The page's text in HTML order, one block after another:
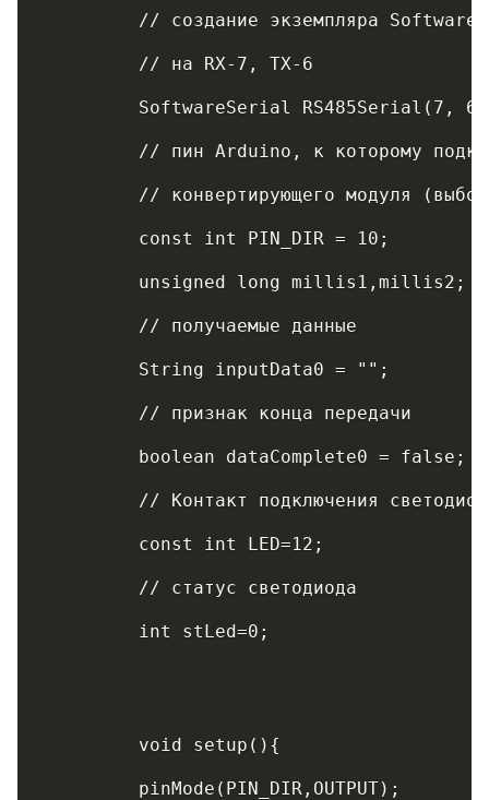
// создание экземпляра
	 // на RX-7, TX-6
SoftwareSerial RS485Serial(7,
// пин Arduino, к которому
// конвертирующего модуля
	 const int PIN_DIR = 10;
	 unsigned long millis1,millis2;
	 // получаемые данные
	 String inputData0 = "";
	 // признак конца передачи
	 boolean dataComplete0 = false;
// Контакт подключения
	 const int LED=12;
	 // статус светодиода
	 int stLed=0;
	 void setup(){
	 pinMode(PIN_DIR,OUTPUT);